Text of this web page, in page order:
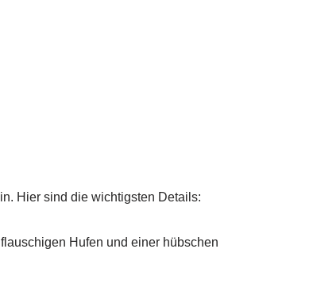
Hier sind die wichtigsten Details:
Hufen und einer hübschen